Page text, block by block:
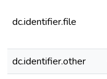
dc.identifier.file
dc.identifier.other